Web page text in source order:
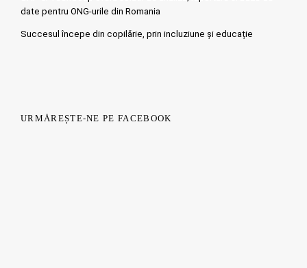
date pentru ONG-urile din Romania
Succesul începe din copilărie, prin incluziune și educație
URMĂREȘTE-NE PE FACEBOOK